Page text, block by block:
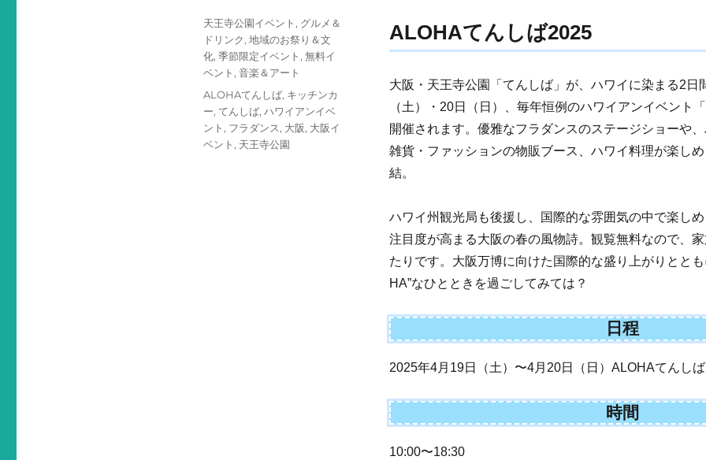
ALOHAてんしば2025
大阪・天王寺公園「てんしば」が、ハワイに染まる2日
（土）・20日（日）、毎年恒例のハワイアンイベント
開催されます。優雅なフラダンスのステージショーや
雑貨・ファッションの物販ブース、ハワイ料理が楽し
結。
ハワイ州観光局も後援し、国際的な雰囲気の中で楽し
注目度が高まる大阪の春の風物詩。観覧無料なので、
たりです。大阪万博に向けた国際的な盛り上がりとと
HA”なひとときを過ごしてみては？
日程
2025年4月19日（土）〜4月20日（日）ALOHAてんし
時間
10:00〜18:30
投
稿
日:
カ
テ
ゴ
リ
天王寺公園イベント , グルメ＆
ドリンク, 地域のお祭り＆文
化, 季節限定イベント , 無料イ
ベント , 音楽＆アート
タ
グ
ALOHAてんしば, キッチンカ
ー, てんしば, ハワイアンイベ
ント , フラダンス, 大阪, 大阪イ
ベント , 天王寺公園